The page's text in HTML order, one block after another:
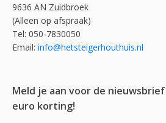
9636 AN Zuidbroek
(Alleen op afspraak)
Tel: 050-7830050
Email: info@hetsteigerhouthuis.nl
Meld je aan voor de
euro korting!